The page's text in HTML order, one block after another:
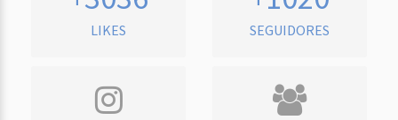
LIKES SEGUIDORES